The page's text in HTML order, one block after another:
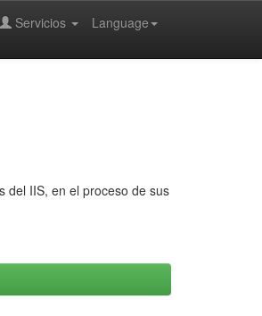
Language
Servicios
del IIS, en el proceso de sus